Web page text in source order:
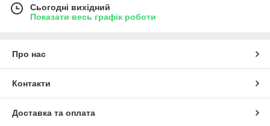
Сьогодні вихідний
Показати весь графік роботи
Про нас
Контакти
Доставка та оплата